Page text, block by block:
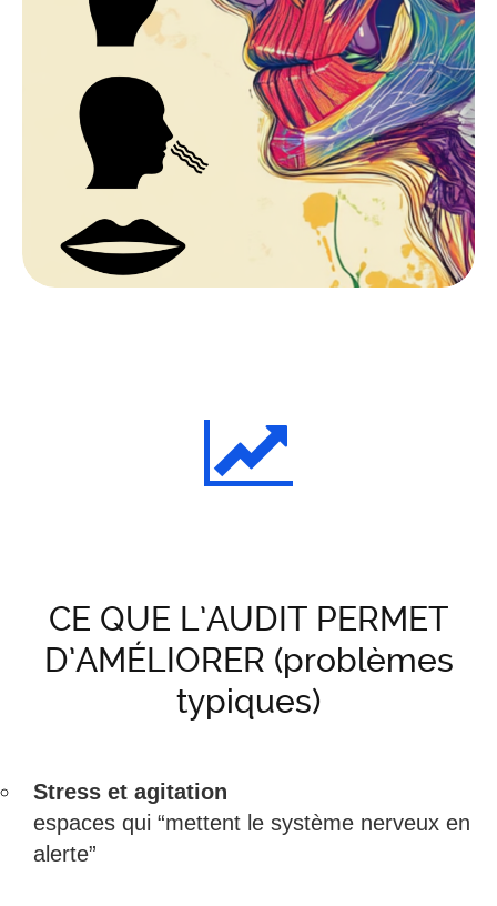
CE QUE L’AUDIT PERMET
D’AMÉLIORER (problèmes
typiques)
Stress et agitation
espaces qui “mettent le système nerveux en
alerte”